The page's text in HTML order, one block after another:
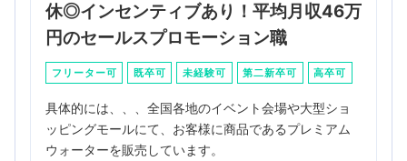
休◎インセンティブあり！平均月収46万
円のセールスプロモーション職
フリーター可 既卒可 未経験可 第二新卒可 高卒可
具体的には、、、全国各地のイベント会場や大型ショ
ッピングモールにて、お客様に商品であるプレミアム
ウォーターを販売しています。